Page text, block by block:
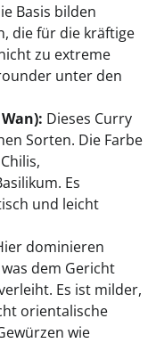
Basis bilden
die für die kräftige
zu extreme
unter den
Dieses Curry
Sorten. Die Farbe
Es
und leicht
dominieren
dem Gericht
Es ist milder,
orientalische
wie